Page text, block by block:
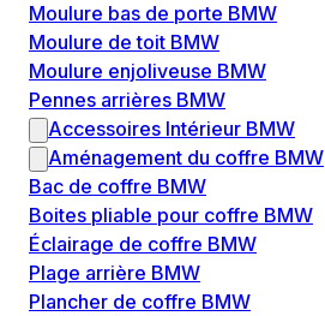
Moulure bas de porte BMW
Moulure de toit BMW
Moulure enjoliveuse BMW
Pennes arrières BMW
Accessoires Intérieur BMW
Aménagement du coffre BMW
Bac de coffre BMW
Boites pliable pour coffre BMW
Éclairage de coffre BMW
Plage arrière BMW
Plancher de coffre BMW